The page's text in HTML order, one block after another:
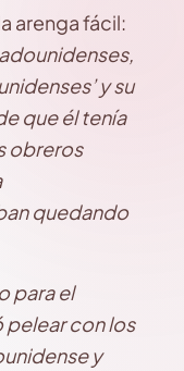
arenga fácil:
y su
que él tenía
obreros
quedando
para el
con los
y